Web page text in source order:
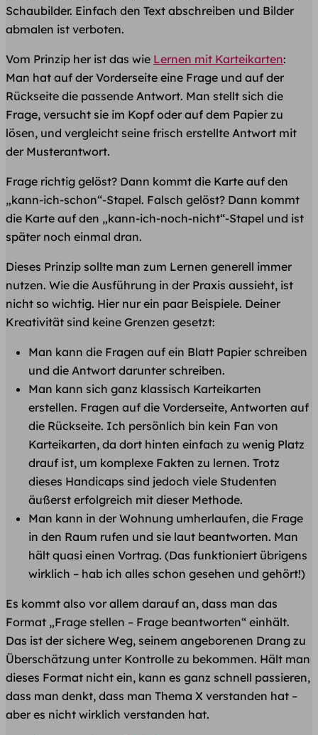
Schaubilder. Einfach den Text abschreiben und Bilder
abmalen ist verboten.
Vom Prinzip her ist das wie Lernen mit Karteikarten:
Man hat auf der Vorderseite eine Frage und auf der
Rückseite die passende Antwort. Man stellt sich die
Frage, versucht sie im Kopf oder auf dem Papier zu
lösen, und vergleicht seine frisch erstellte Antwort mit
der Musterantwort.
Frage richtig gelöst? Dann kommt die Karte auf den
„kann-ich-schon“-Stapel. Falsch gelöst? Dann kommt
die Karte auf den „kann-ich-noch-nicht“-Stapel und ist
später noch einmal dran.
Dieses Prinzip sollte man zum Lernen generell immer
nutzen. Wie die Ausführung in der Praxis aussieht, ist
nicht so wichtig. Hier nur ein paar Beispiele. Deiner
Kreativität sind keine Grenzen gesetzt:
Man kann die Fragen auf ein Blatt Papier schreiben
und die Antwort darunter schreiben.
Man kann sich ganz klassisch Karteikarten
erstellen. Fragen auf die Vorderseite, Antworten auf
die Rückseite. Ich persönlich bin kein Fan von
Karteikarten, da dort hinten einfach zu wenig Platz
drauf ist, um komplexe Fakten zu lernen. Trotz
dieses Handicaps sind jedoch viele Studenten
äußerst erfolgreich mit dieser Methode.
Man kann in der Wohnung umherlaufen, die Frage
in den Raum rufen und sie laut beantworten. Man
hält quasi einen Vortrag. (Das funktioniert übrigens
wirklich – hab ich alles schon gesehen und gehört!)
Es kommt also vor allem darauf an, dass man das
Format „Frage stellen – Frage beantworten“ einhält.
Das ist der sichere Weg, seinem angeborenen Drang zu
Überschätzung unter Kontrolle zu bekommen. Hält man
dieses Format nicht ein, kann es ganz schnell passieren,
dass man denkt, dass man Thema X verstanden hat –
aber es nicht wirklich verstanden hat.